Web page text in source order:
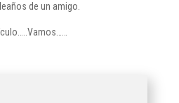
de un amigo.